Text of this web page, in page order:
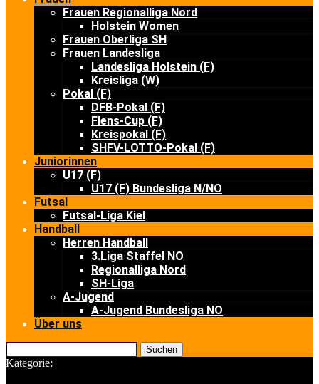
Frauen Regionalliga Nord
Holstein Women
Frauen Oberliga SH
Frauen Landesliga
Landesliga Holstein (F)
Kreisliga (W)
Pokal (F)
DFB-Pokal (F)
Flens-Cup (F)
Kreispokal (F)
SHFV-LOTTO-Pokal (F)
Juniorinnen
U17 (F)
U17 (F) Bundesliga N/NO
Futsal
Futsal-Liga Kiel
Handball
Herren Handball
3.Liga Staffel NO
Regionalliga Nord
SH-Liga
A-Jugend
A-Jugend Bundesliga NO
Über uns
Suchen
Kategorie: